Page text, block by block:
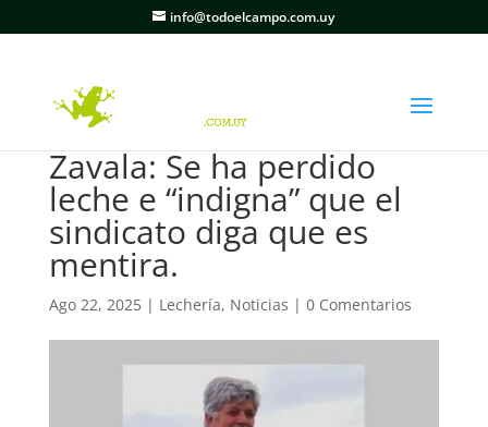
info@todoelcampo.com.uy
Zavala: Se ha perdido
leche e “indigna” que el
sindicato diga que es
mentira.
Ago 22, 2025| Lechería, Noticias | 0 Comentarios